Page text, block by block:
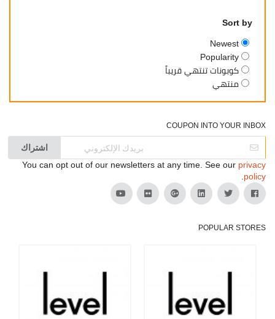
Sort by
Newest
Popularity
كوبونات تنتهي قريباً
منتهي
COUPON INTO YOUR INBOX
اشتراك
You can opt out of our newsletters at any time. See ourprivacy
policy
.
POPULAR STORES